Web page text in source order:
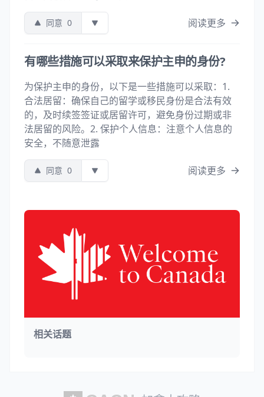
同意 0 阅读更多
有哪些措施可以采取来保护主申的身份?
为保护主申的身份，以下是一些措施可以采取：1.
合法居留：确保自己的留学或移民身份是合法有效
的，及时续签签证或居留许可，避免身份过期或非
法居留的风险。2. 保护个人信息：注意个人信息的
安全，不随意泄露
同意 0 阅读更多
相关话题